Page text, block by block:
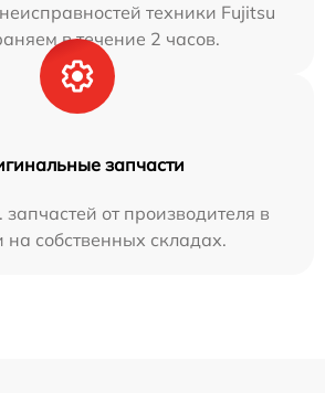
техники Fujitsu
в течение 2 часов.
запчасти
от производителя в
на собственных складах.